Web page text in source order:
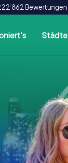
Bewertungen
Städte